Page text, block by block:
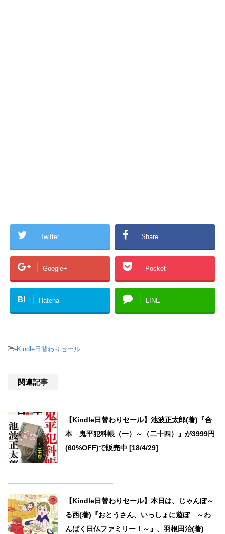
Twitter Share
Google+ Pocket
B! Hatena LINE
-Kindle日替わりセール
関連記事
【Kindle日替わりセール】池波正太郎(著)『合
本 鬼平犯科帳（一）～（二十四）』が3999円
(60%OFF)で販売中 [18/4/29]
【Kindle日替わりセール】本日は、じゃんぽ～
る西(著)『おとうさん、いっしょに遊ぼ ～わ
んぱく日仏ファミリー！～』、羽根田治(著)